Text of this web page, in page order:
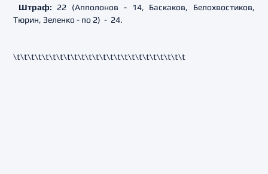
Штраф: 22 (Апполонов - 14, Баскаков, Белохвостиков,
Тюрин, Зеленко - по 2) - 24.
\t\t\t\t\t\t\t\t\t\t\t\t\t\t\t\t\t\t\t\t\t\t\t\t